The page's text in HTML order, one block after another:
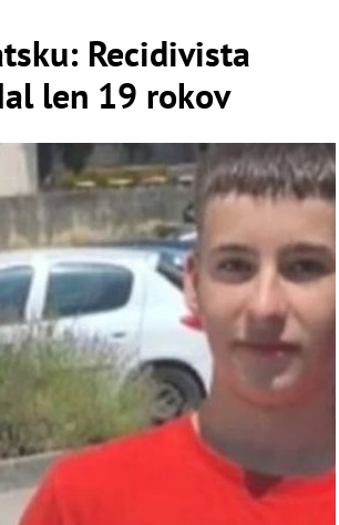
Recidivista
len 19 rokov